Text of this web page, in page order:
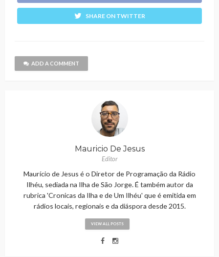
SHARE ON TWITTER
ADD A COMMENT
Mauricio De Jesus
Editor
Maurício de Jesus é o Diretor de Programação da Rádio
Ilhéu, sediada na Ilha de São Jorge. É também autor da
rubrica 'Cronicas da Ilha e de Um Ilhéu' que é emitida em
rádios locais, regionais e da diáspora desde 2015.
VIEW ALL POSTS